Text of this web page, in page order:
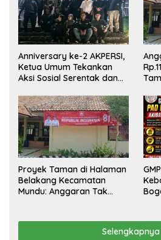
Anniversary ke-2 AKPERSI,
Ketua Umum Tekankan
Aksi Sosial Serentak dan
Konstituen ke Dewan Pers
Proyek Taman di Halaman
Belakang Kecamatan
Mundu: Anggaran Tak
Selengkapnya